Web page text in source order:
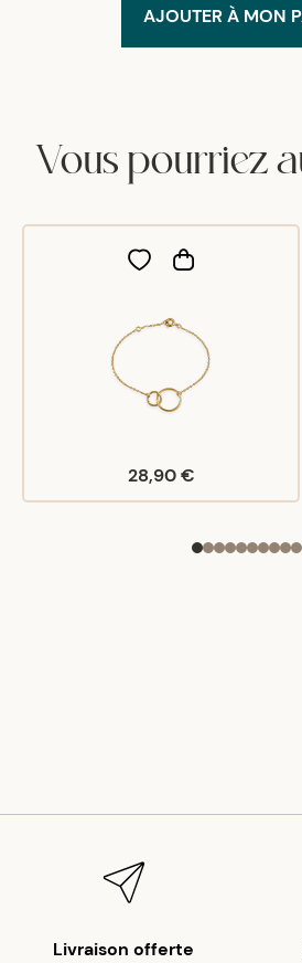
AJOUTER À MON
Vous pourriez
28,90 €
Livraison offerte